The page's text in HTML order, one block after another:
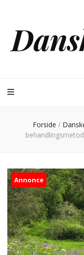
Forside /
Annonce